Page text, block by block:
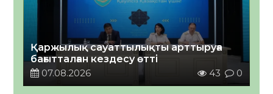
Қаржылық сауаттылықты арттыруға
бағытталған кездесу өтті
07.08.2026
43 0